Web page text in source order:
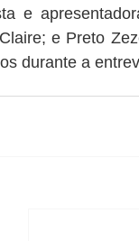
e
e Preto
durante a